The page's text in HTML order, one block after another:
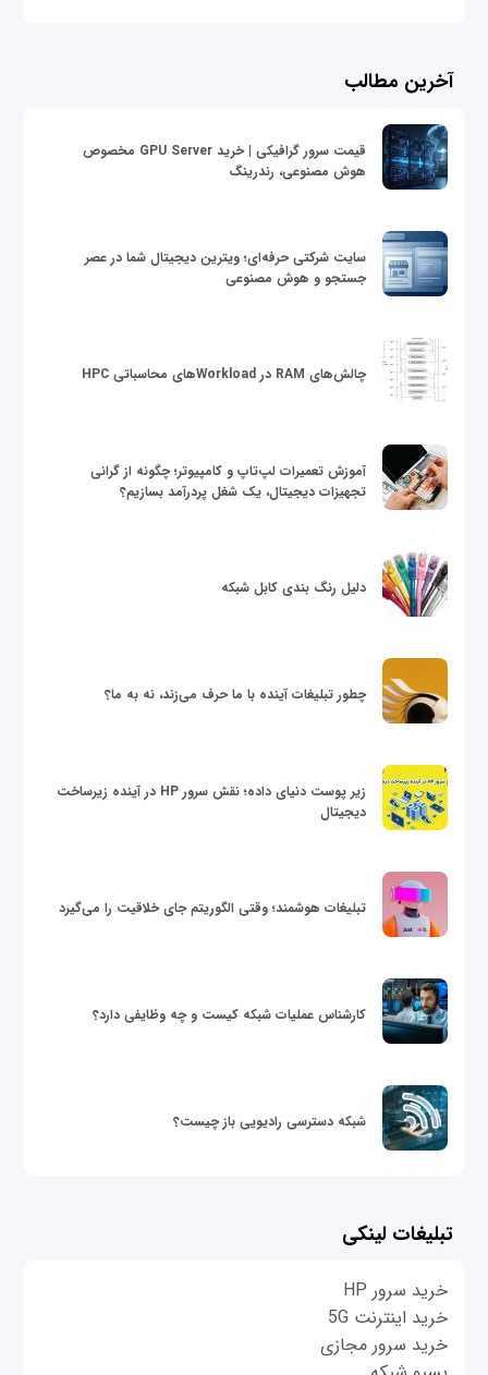
آخرین مطالب
قیمت سرور گرافیکی | خرید GPU Server مخصوص
هوش مصنوعی، رندرینگ
سایت شرکتی حرفه‌ای؛ ویترین دیجیتال شما در عصر
جستجو و هوش مصنوعی
چالش‌های RAM در Workloadهای محاسباتی HPC
آموزش تعمیرات لپ‌تاپ و کامپیوتر؛ چگونه از گرانی
تجهیزات دیجیتال، یک شغل پردرآمد بسازیم؟
دلیل رنگ بندی کابل شبکه
چطور تبلیغات آینده با ما حرف می‌زند، نه به ما؟
زیر پوست دنیای داده؛ نقش سرور HP در آینده زیرساخت
دیجیتال
تبلیغات هوشمند؛ وقتی الگوریتم جای خلاقیت را می‌گیرد
کارشناس عملیات شبکه کیست و چه وظایفی دارد؟
شبکه دسترسی رادیویی باز چیست؟
تبلیغات لینکی
خرید سرور HP
خرید اینترنت 5G
خرید سرور مجازی